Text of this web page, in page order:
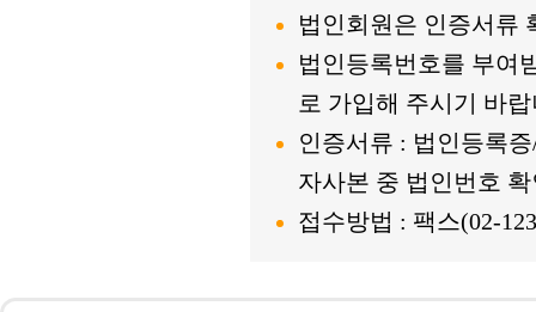
법인회원은 인증서류
법인등록번호를 부여
로 가입해 주시기 바
인증서류 : 법인등록
자사본 중 법인번호
접수방법 : 팩스(02-